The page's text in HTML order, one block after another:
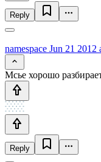
Reply
namespace Jun 21 2012
Мсье хорошо
Reply